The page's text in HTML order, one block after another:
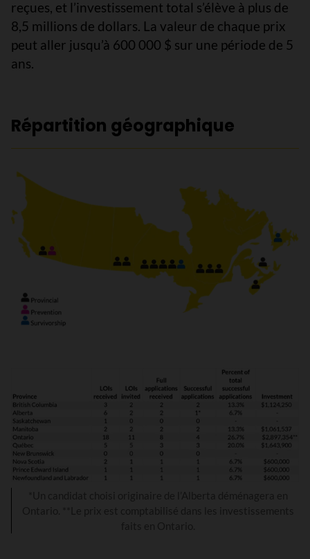
reçues, et l’investissement total s’élève à plus de
8,5 millions de dollars. La valeur de chaque prix
peut aller jusqu’à 600 000 $ sur une période de 5
ans.
Répartition géographique